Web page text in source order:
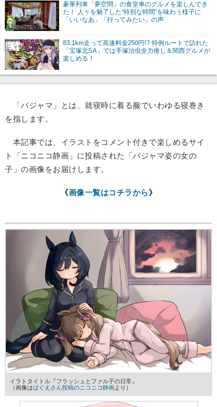
豪華列車「夢空間」の食堂車のグルメを楽しんでき
た！ 人々を魅了した“特別な時間”を味わう様子に
「いいなあ」「行ってみたい」の声
83.1km走って高速料金250円!? 特例ルートで訪れた
「宝塚北SA」では手塚治虫全力推し＆関西グルメが
楽しめる！
「パジャマ」とは、就寝時に着る服でいわゆる寝巻き
を指します。
本記事では、イラストをコメント付きで楽しめるサイ
ト「ニコニコ静画」に投稿された「パジャマ姿の女の
子」の画像をお届けします。
《画像一覧はコチラから 》
イラトタイトル『フラッシュとファル子の日常』
（画像はばぐえさん投稿のニコニコ静画より）